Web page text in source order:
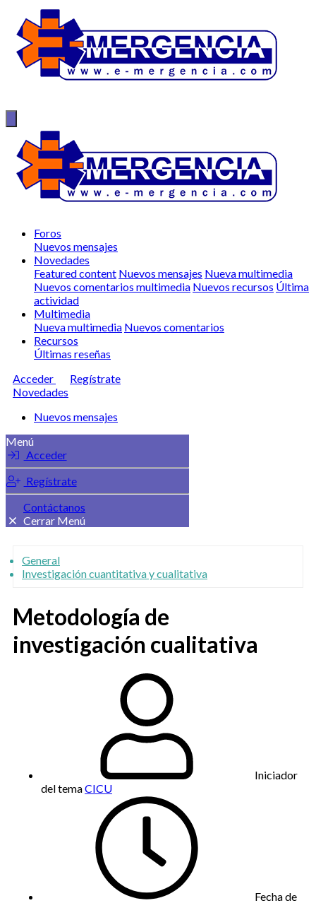
Foros
Nuevos mensajes
Novedades
Featured content Nuevos mensajes Nueva multimedia
Nuevos comentarios multimedia Nuevos recursos Última
actividad
Multimedia
Nueva multimedia Nuevos comentarios
Recursos
Últimas reseñas
Acceder
Regístrate
Novedades
Nuevos mensajes
Menú
Acceder
Regístrate
Contáctanos
Cerrar Menú
General
Investigación cuantitativa y cualitativa
Metodología de
investigación cualitativa
Iniciador
del temaCICU
Fecha de